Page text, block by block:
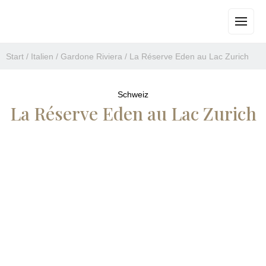
Start / Italien / Gardone Riviera / La Réserve Eden au Lac Zurich
Schweiz
La Réserve Eden au Lac Zurich